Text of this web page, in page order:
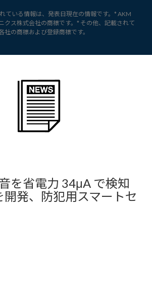
ている情報は、発表日現在の情報です。* AKM
クス株式会社の商標です。* その他、記載されて
社の商標および登録商標です。
を省電力 34μA で検知
開発、防犯用スマートセ